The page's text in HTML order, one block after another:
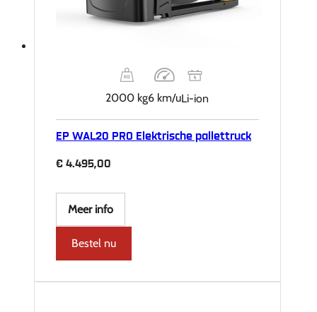
2000 kg6 km/uLi-ion
EP WAL20 PRO Elektrische pallettruck
€ 4.495,00
Meer info
Bestel nu